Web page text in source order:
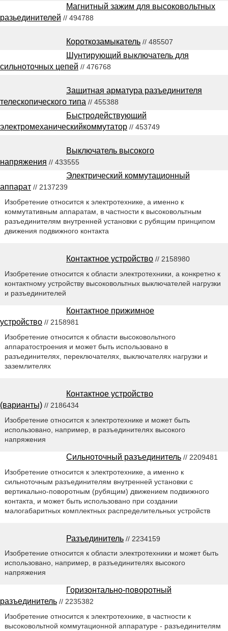
Магнитный зажим для высоковольтных
разьединителей // 494788
Короткозамыкатель // 485507
Шунтирующий выключатель для
сильноточных цепей // 476768
Защитная арматура разъединителя
телескопического типа // 455388
Быстродействующий
электромеханическийкоммутатор // 453749
Выключатель высокого
напряжения // 433555
Электрический коммутационный
аппарат // 2137239
Изобретение относится к электротехнике, а именно к
коммутативным аппаратам, в частности к высоковольтным
разъединителям внутренней установки с рубящим принципом
движения подвижного контакта
Контактное устройство // 2158980
Изобретение относится к области электротехники, а конкретно к
контактному устройству высоковольтных выключателей нагрузки
и разъединителей
Контактное прижимное
устройство // 2158981
Изобретение относится к области высоковольтного
аппаратостроения и может быть использовано в
разъединителях, переключателях, выключателях нагрузки и
заземлителях
Контактное устройство
(варианты) // 2186434
Изобретение относится к электротехнике и может быть
использовано, например, в разъединителях высокого
напряжения
Сильноточный разъединитель // 2209481
Изобретение относится к электротехнике, а именно к
сильноточным разъединителям внутренней установки с
вертикально-поворотным (рубящим) движением подвижного
контакта, и может быть использовано при создании
малогабаритных комплектных распределительных устройств
Разъединитель // 2234159
Изобретение относится к области электротехники и может быть
использовано, например, в разъединителях высокого
напряжения
Горизонтально-поворотный
разъединитель // 2235382
Изобретение относится к электротехнике, в частности к
высоковольтной коммутационной аппаратуре - разъединителям